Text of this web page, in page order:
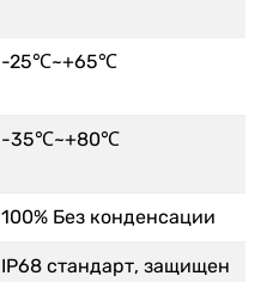
-25℃~+65℃
-35℃~+80℃
100% Без конденсации
IP68 стандарт, защищен